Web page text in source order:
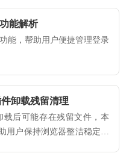
能解析
能，帮助用户便捷管理登录
卸载残留清理
载后可能存在残留文件，本
用户保持浏览器整洁稳定运